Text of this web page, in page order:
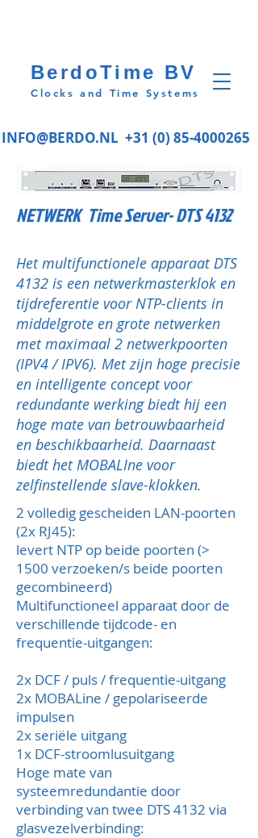
INFO@BERDO.NL +31 (0) 85-4000265
BerdoTime BV
Clocks and Time Systems
NETWERK Time Server- DTS 4132
Het multifunctionele apparaat DTS
4132 is een netwerkmasterklok en
tijdreferentie voor NTP-clients in
middelgrote en grote netwerken
met maximaal 2 netwerkpoorten
(IPV4 / IPV6). Met zijn hoge precisie
en intelligente concept voor
redundante werking biedt hij een
hoge mate van betrouwbaarheid
en beschikbaarheid. Daarnaast
biedt het MOBALIne voor
zelfinstellende slave-klokken.
2 volledig gescheiden LAN-poorten
(2x RJ45):
levert NTP op beide poorten (>
1500 verzoeken/s beide poorten
gecombineerd)
Multifunctioneel apparaat door de
verschillende tijdcode- en
frequentie-uitgangen:
2x DCF / puls / frequentie-uitgang
2x MOBALine / gepolariseerde
impulsen
2x seriële uitgang
1x DCF-stroomlusuitgang
Hoge mate van
systeemredundantie door
verbinding van twee DTS 4132 via
glasvezelverbinding: